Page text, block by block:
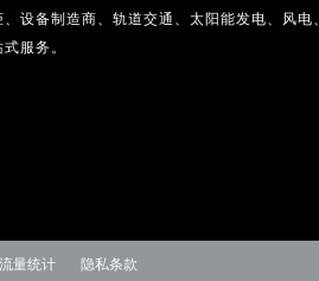
设备制造商、轨道交通、太阳能发电、风电
服务。
流量统计 隐私条款